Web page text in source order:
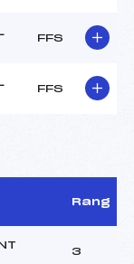
FFS
FFS
Rang
3